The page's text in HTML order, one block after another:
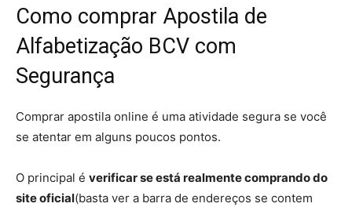
Como comprar Apostila de
Alfabetização BCV com
Segurança
Comprar apostila online é uma atividade segura se você
se atentar em alguns poucos pontos.
O principal é verificar se está realmente comprando do
site oficial(basta ver a barra de endereços se contem